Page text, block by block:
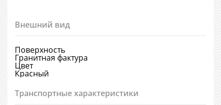
Внешний вид
Поверхность
Гранитная фактура
Цвет
Красный
Транспортные характеристики